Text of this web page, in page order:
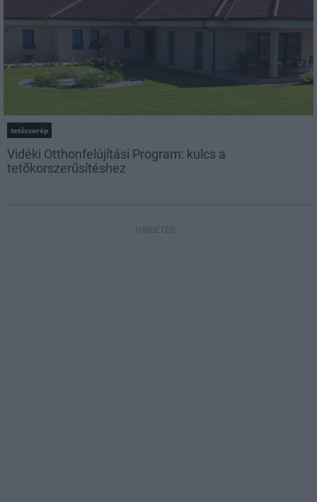
tetőcserép
Vidéki Otthonfelújítási Program: kulcs a
tetőkorszerűsítéshez
HIRDETÉS